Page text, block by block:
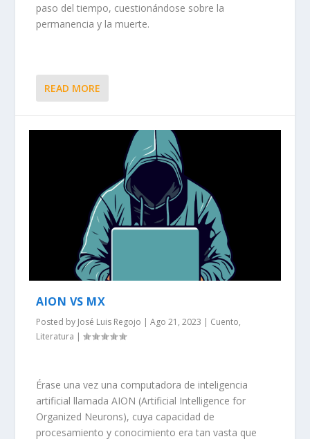
paso del tiempo, cuestionándose sobre la
permanencia y la muerte.
READ MORE
AION VS MX
Posted by José Luis Regojo |Ago 21, 2023 | Cuento,
Literatura |
Érase una vez una computadora de inteligencia
artificial llamada AION (Artificial Intelligence for
Organized Neurons), cuya capacidad de
procesamiento y conocimiento era tan vasta que